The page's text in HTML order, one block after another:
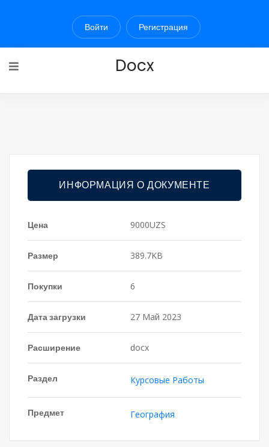
Войти Регистрация
Docx
ИНФОРМАЦИЯ О ДОКУМЕНТЕ
Цена 9000UZS
Размер 389.7KB
Покупки 6
Дата загрузки 27 Май 2023
Расширение docx
Раздел Курсовые Работы
Предмет География